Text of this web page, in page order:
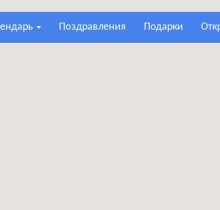
поздравления подарки